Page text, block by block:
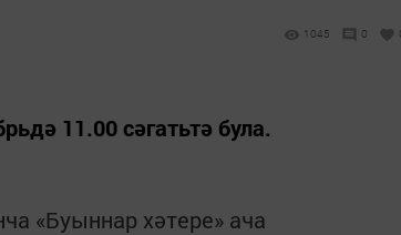
1045 0
11.00 сәгатьтә була.
«Буыннар хәтере» ача